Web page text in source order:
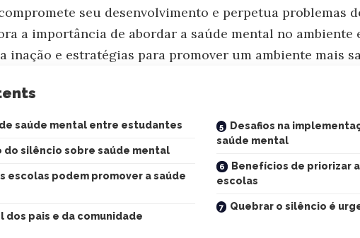
seu desenvolvimento e perpetua problemas
a importância de abordar a saúde mental no ambiente
inação e estratégias para promover um ambiente mais
saúde mental entre estudantes
do silêncio sobre saúde mental
escolas podem promover a saúde
dos pais e da comunidade
Desafios na
saúde mental
Benefícios de priorizar
escolas
Quebrar o silêncio é